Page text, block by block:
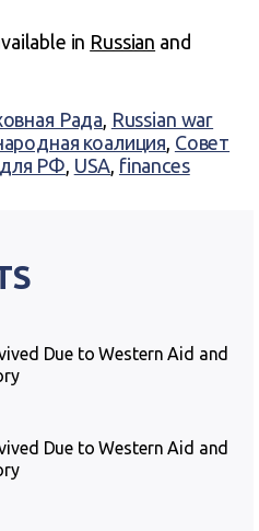
in Russian and
Рада, Russian war
коалиция, Совет
для РФ, USA, finances
Due to Western Aid and
Due to Western Aid and